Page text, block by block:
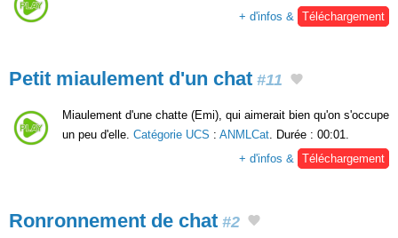
+ d'infos &
Téléchargement
Petit miaulement d'un chat #11
Miaulement d'une chatte (Emi), qui aimerait bien qu'on s'occupe
un peu d'elle. Catégorie UCS : ANMLCat . Durée : 00:01.
+ d'infos &
Téléchargement
Ronronnement de chat #2